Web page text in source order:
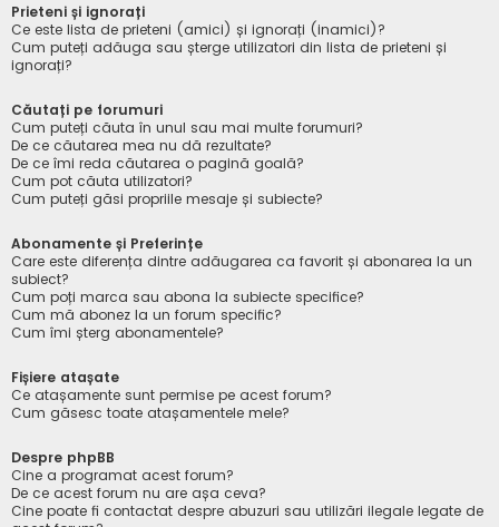
Prieteni și ignorați
Ce este lista de prieteni (amici) și ignorați (inamici)?
Cum puteți adăuga sau șterge utilizatori din lista de prieteni și
ignorați?
Căutați pe forumuri
Cum puteți căuta în unul sau mai multe forumuri?
De ce căutarea mea nu dă rezultate?
De ce îmi reda căutarea o pagină goală?
Cum pot căuta utilizatori?
Cum puteți găsi propriile mesaje și subiecte?
Abonamente și Preferințe
Care este diferența dintre adăugarea ca favorit și abonarea la un
subiect?
Cum poți marca sau abona la subiecte specifice?
Cum mă abonez la un forum specific?
Cum îmi șterg abonamentele?
Fișiere atașate
Ce atașamente sunt permise pe acest forum?
Cum găsesc toate atașamentele mele?
Despre phpBB
Cine a programat acest forum?
De ce acest forum nu are așa ceva?
Cine poate fi contactat despre abuzuri sau utilizări ilegale legate de